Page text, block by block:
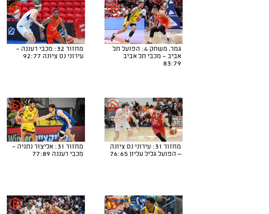
גמר, משחק 4: הפועל תל
אביב - מכבי תל אביב
83:79
מחזור 32: מכבי רעננה -
עירוני נס ציונה 92:77
מחזור 31: עירוני נס ציונה
– הפועל גליל עליון 76:65
מחזור 31: אליצור נתניה -
מכבי רעננה 77:89